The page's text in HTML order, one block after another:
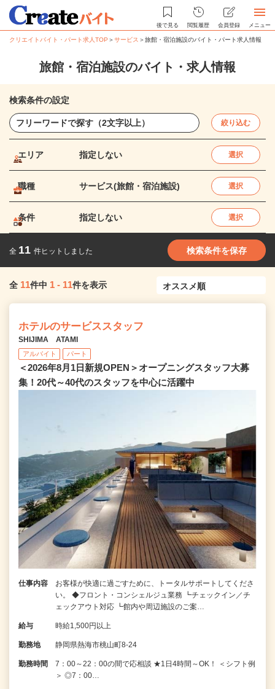
後で見る 閲覧履歴 会員登録 メニュー
クリエイトバイト・パート求人TOP ＞サービス ＞旅館・宿泊施設のバイト・パート求人情報
旅館・宿泊施設のバイト・求人情報
検索条件の設定
絞り込む
エリア 指定しない 選択
職種 サービス(旅館・宿泊施設) 選択
条件 指定しない 選択
全 11 件ヒットしました 検索条件を保存
全 11件中 1 - 11件を表示
ホテルのサービススタッフ
SHIJIMA ATAMI
アルバイト パート
＜2026年8月1日新規OPEN＞オープニングスタッフ大募
集！20代～40代のスタッフを中心に活躍中
仕事内容
お客様が快適に過ごすために、トータルサポートしてくださ
い。 ◆フロント・コンシェルジュ業務 ┗チェックイン／チ
ェックアウト対応 ┗館内や周辺施設のご案…
給与 時給1,500円以上
勤務地 静岡県熱海市桃山町8-24
勤務時間
7：00～22：00の間で応相談 ★1日4時間～OK！ ＜シフト例
＞ ◎7：00…